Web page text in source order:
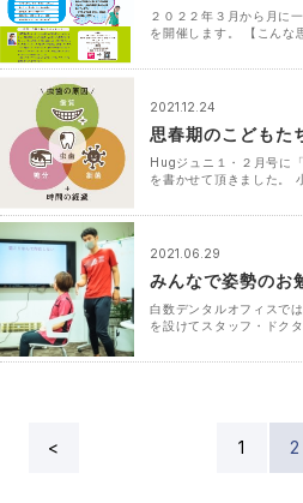
２０２２年３月から月に
を開催します。 【こんな
なのかもしれない。●こ
2021.12.24
思春期のこどもた
Hugジュニ１・２月号に
を書かせて頂きました。
る？虫歯になってない？
2021.06.29
みんなで姿勢のお
白数デンタルオフィスで
を設けてスタッフ・ドク
スタジオ Nature」の片
< 1 2